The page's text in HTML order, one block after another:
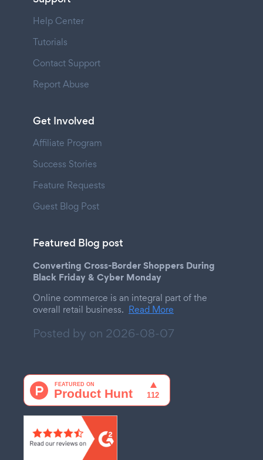
Help Center
Tutorials
Contact Support
Report Abuse
Get Involved
Affiliate Program
Success Stories
Feature Requests
Guest Blog Post
Featured Blog post
Converting Cross-Border Shoppers During
Black Friday & Cyber Monday
Online commerce is an integral part of the
overall retail business. Read More
Posted by on 2026-08-07